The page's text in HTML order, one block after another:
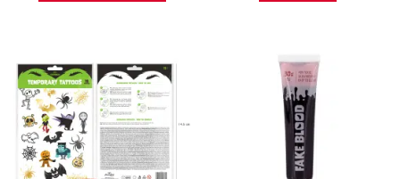
multiple
variants.
The
options
may
be